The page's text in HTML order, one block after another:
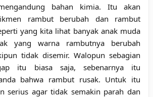
bahan kimia. Itu akan
rambut berubah dan rambut
yang kita lihat banyak anak muda
yang warna rambutnya berubah
tidak disemir. Walopun sebagian
itu biasa saja, sebenarnya itu
bahwa rambut rusak. Untuk itu
serius agar tidak semakin parah dan